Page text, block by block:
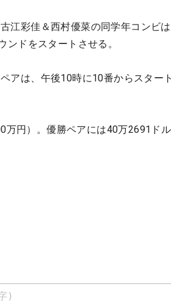
江彩佳＆西村優菜の同学年コンビ
ドをスタートさせる。
アは、午後10時に10番からスター
万円）。優勝ペアには40万2691ド